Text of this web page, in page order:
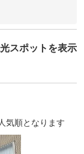
スポットを表示
気順となります